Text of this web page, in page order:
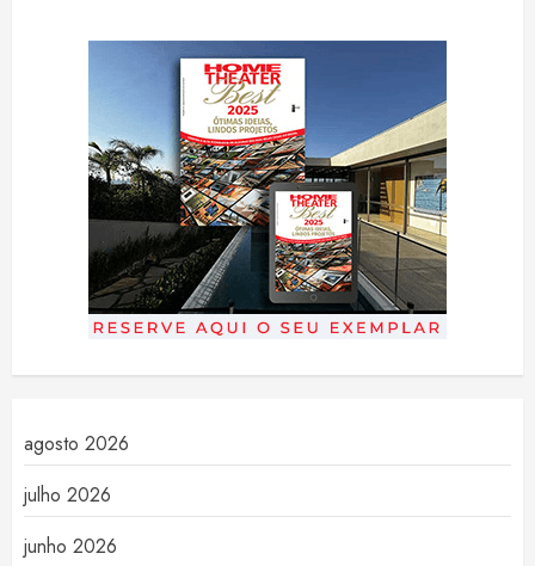
agosto 2026
julho 2026
junho 2026